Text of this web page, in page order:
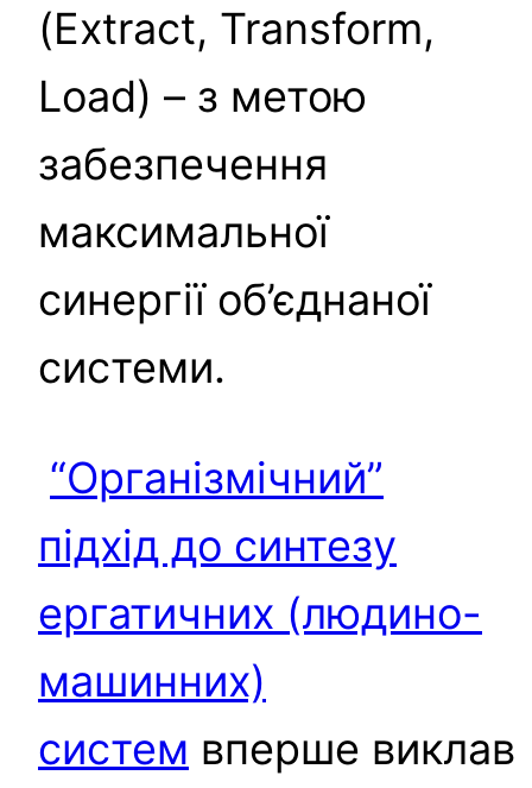
(Extract, Transform,
Load) – з метою
забезпечення
максимальної
синергії об’єднаної
системи.
“Організмічний”
підхід до синтезу
ергатичних (людино-
машинних)
систем вперше виклав